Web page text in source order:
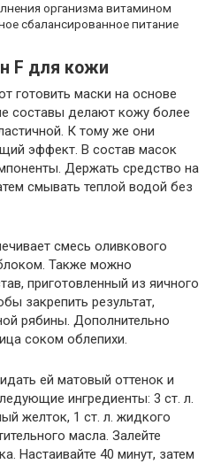
организма витамином
сбалансированное питание
F для кожи
готовить маски на основе
составы делают кожу более
К тому же они
эффект. В состав масок
Держать средство на
смывать теплой водой без
смесь оливкового
Также можно
приготовленный из яичного
закрепить результат,
рябины. Дополнительно
соком облепихи.
ей матовый оттенок и
ингредиенты: 3 ст. л.
желток, 1 ст. л. жидкого
масла. Залейте
Настаивайте 40 минут, затем